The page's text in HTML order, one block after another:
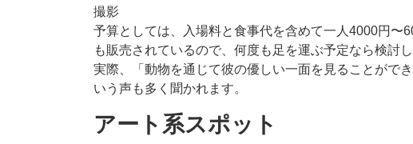
撮影
予算としては、入場料と食事代を含めて一人4000円〜
も販売されているので、何度も足を運ぶ予定なら検討し
実際、「動物を通じて彼の優しい一面を見ることがで
いう声も多く聞かれます。
アート系スポット